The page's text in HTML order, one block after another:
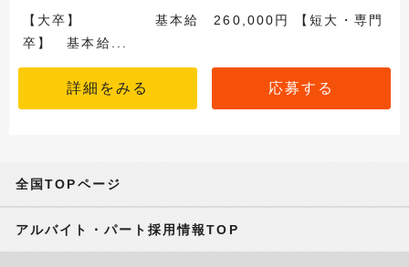
【大卒】 基本給 260,000円 【短大・専門
卒】 基本給...
詳細をみる 応募する
全国TOPページ
アルバイト・パート採用情報TOP